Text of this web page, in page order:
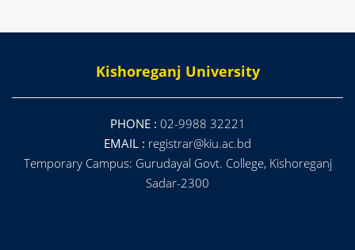
Kishoreganj University
PHONE : 02-9988 32221
EMAIL : registrar@kiu.ac.bd
Temporary Campus: Gurudayal Govt. College, Kishoreganj
Sadar-2300